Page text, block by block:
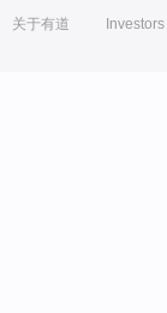
关于有道 Investors